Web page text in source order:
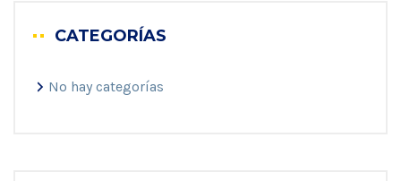
CATEGORÍAS
No hay categorías